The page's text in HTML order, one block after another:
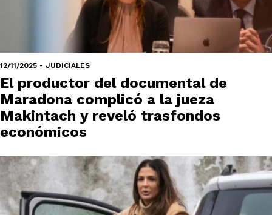
12/11/2025 - JUDICIALES
El productor del documental de
Maradona complicó a la jueza
Makintach y reveló trasfondos
económicos